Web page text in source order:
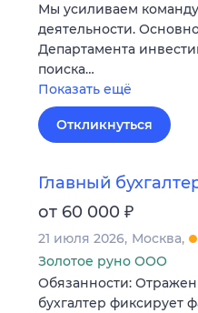
Мы усиливаем
деятельности.
Департамента
поиска…
Показать ещё
Откликнуться
Главный
от 60 000 ₽
21 июля 2026 Москва
Золотое руно ООО
Обязанности:
бухгалтер фиксирует